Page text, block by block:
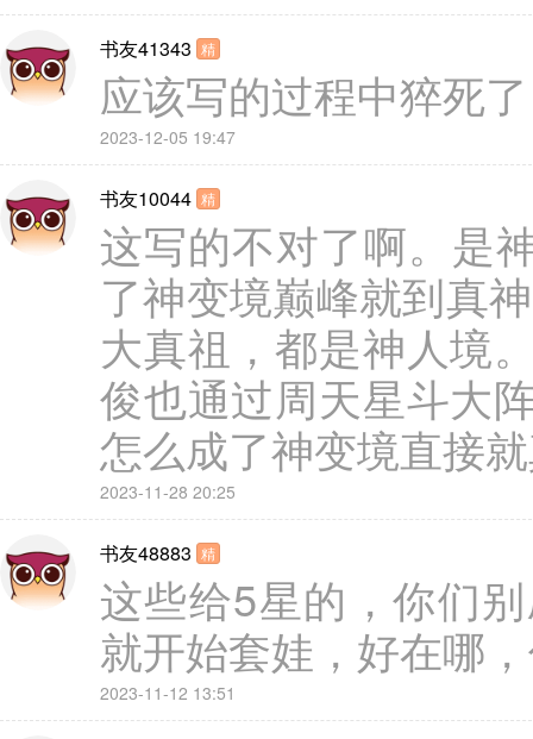
书友41343 精
应该写的过程中猝死了
2023-12-05 19:47
书友10044 精
这写的不对了啊。是
了神变境巅峰就到真
大真祖，都是神人境
俊也通过周天星斗大
怎么成了神变境直接
2023-11-28 20:25
书友48883 精
这些给5星的，你们
就开始套娃，好在哪
2023-11-12 13:51